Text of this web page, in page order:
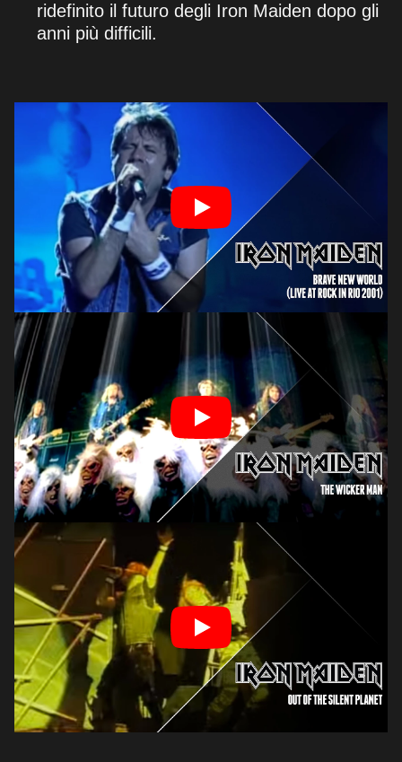
ridefinito il futuro degli Iron Maiden dopo gli
anni più difficili.